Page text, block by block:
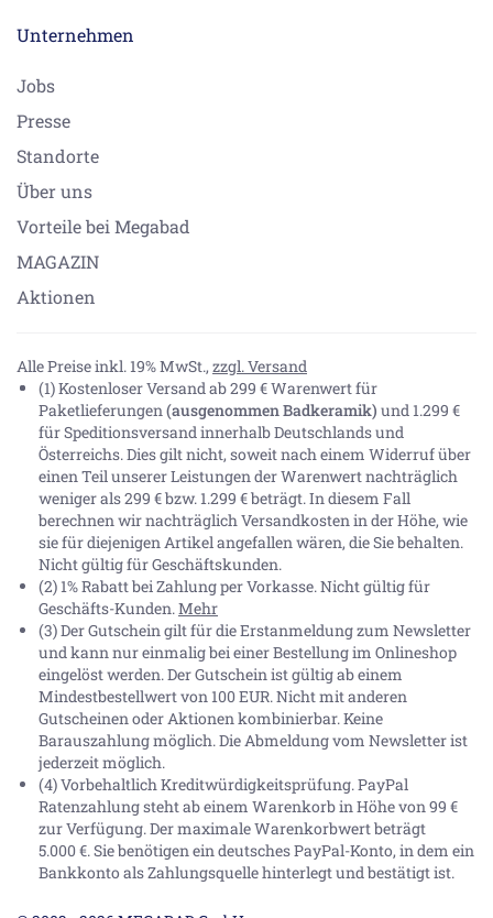
Unternehmen
Jobs
Presse
Standorte
Über uns
Vorteile bei Megabad
MAGAZIN
Aktionen
Alle Preise inkl. 19% MwSt., zzgl. Versand
(1) Kostenloser Versand ab 299 € Warenwert für
Paketlieferungen(ausgenommen Badkeramik) und 1.299 €
für Speditionsversand innerhalb Deutschlands und
Österreichs. Dies gilt nicht, soweit nach einem Widerruf über
einen Teil unserer Leistungen der Warenwert nachträglich
weniger als 299 € bzw. 1.299 € beträgt. In diesem Fall
berechnen wir nachträglich Versandkosten in der Höhe, wie
sie für diejenigen Artikel angefallen wären, die Sie behalten.
Nicht gültig für Geschäftskunden.
(2) 1% Rabatt bei Zahlung per Vorkasse. Nicht gültig für
Geschäfts-Kunden.Mehr
(3) Der Gutschein gilt für die Erstanmeldung zum Newsletter
und kann nur einmalig bei einer Bestellung im Onlineshop
eingelöst werden. Der Gutschein ist gültig ab einem
Mindestbestellwert von 100 EUR. Nicht mit anderen
Gutscheinen oder Aktionen kombinierbar. Keine
Barauszahlung möglich. Die Abmeldung vom Newsletter ist
jederzeit möglich.
(4) Vorbehaltlich Kreditwürdigkeitsprüfung. PayPal
Ratenzahlung steht ab einem Warenkorb in Höhe von99 €
zur Verfügung. Der maximale Warenkorbwert beträgt
5.000 €. Sie benötigen ein deutsches PayPal-Konto, in dem ein
Bankkonto als Zahlungsquelle hinterlegt und bestätigt ist.